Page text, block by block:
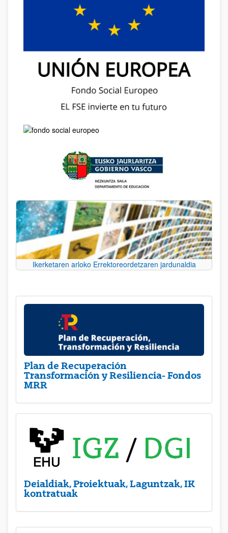
Ikerketaren arloko Errektoreordetzaren jardunaldia
Plan de Recuperación
Transformación y Resiliencia- Fondos
MRR
Deialdiak, Proiektuak, Laguntzak, IK
kontratuak